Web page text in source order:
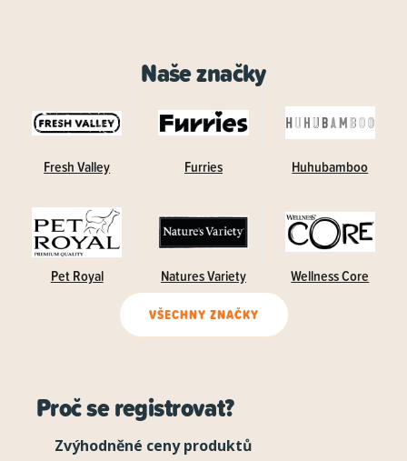
Naše značky
Fresh Valley Furries Huhubamboo
Pet Royal Natures Variety Wellness Core
VŠECHNY ZNAČKY
Proč se registrovat?
Zvýhodněné ceny produktů